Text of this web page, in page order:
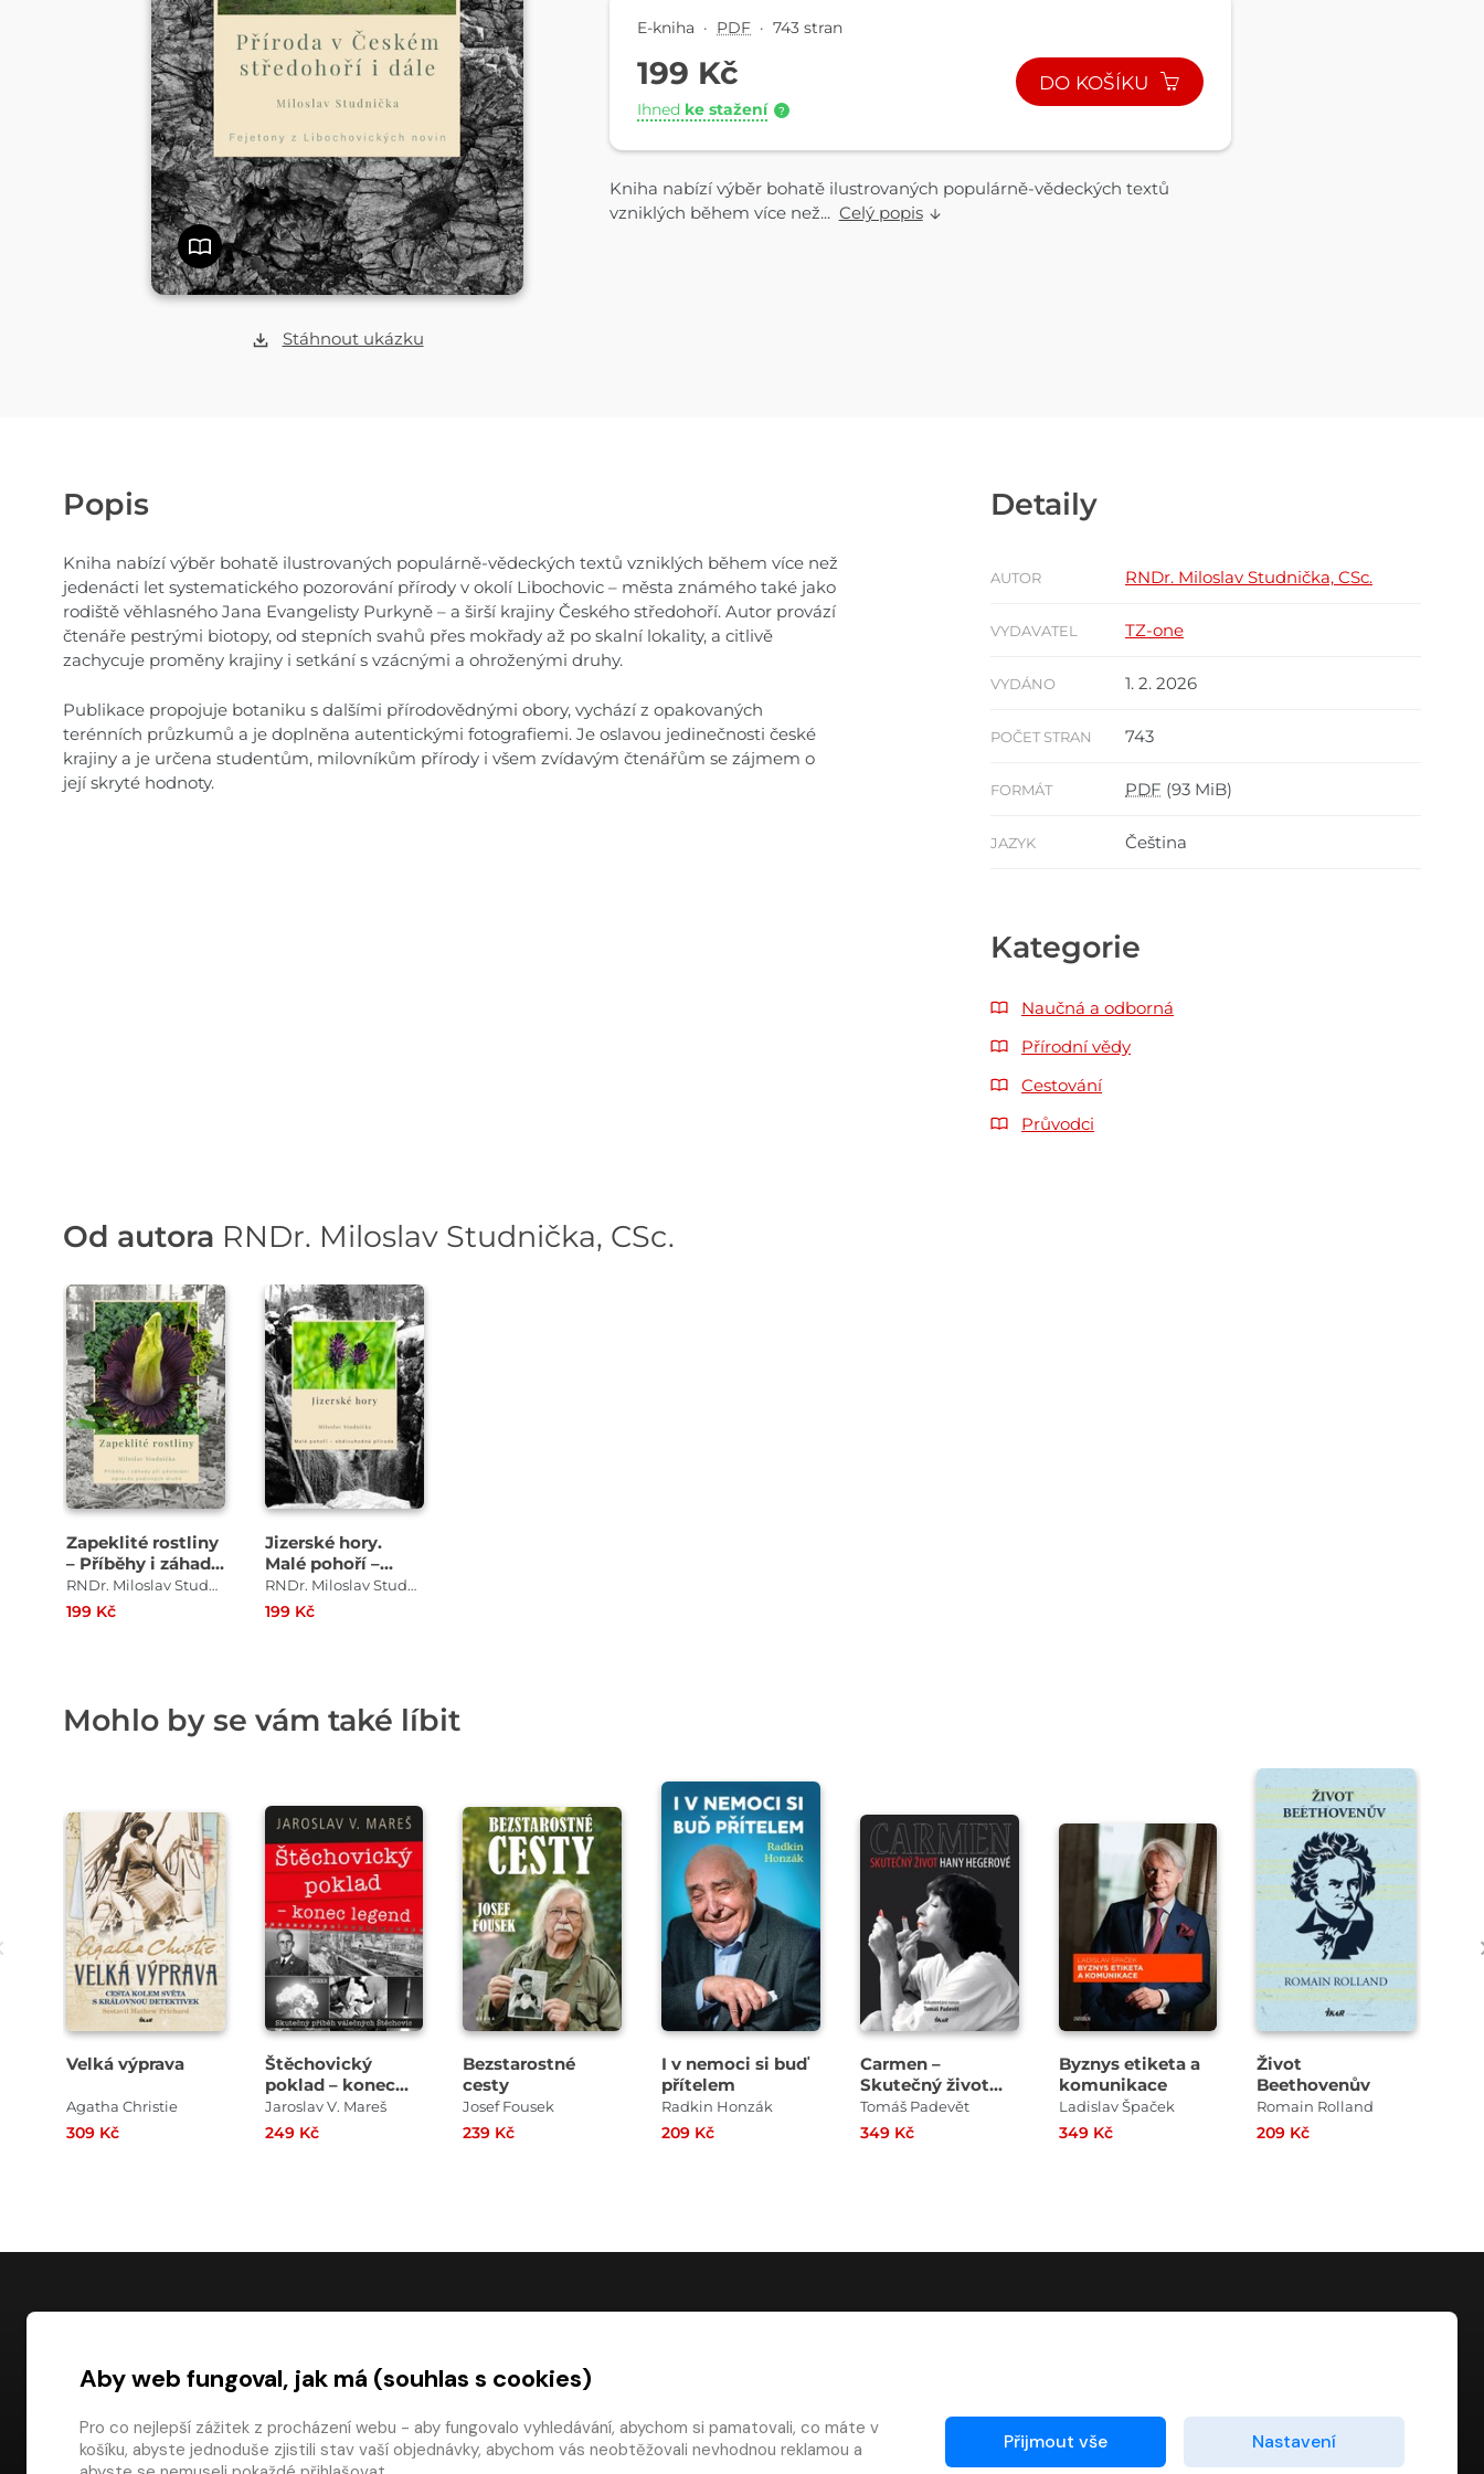
Stáhnout ukázku
E-kniha · PDF · 743 stran
199 Kč
Ihned ke stažení ?
DO KOŠÍKU
Kniha nabízí výběr bohatě ilustrovaných populárně-vědeckých textů
vzniklých během více než... Celý popis
Popis
Kniha nabízí výběr bohatě ilustrovaných populárně-vědeckých textů vzniklých během více než
jedenácti let systematického pozorování přírody v okolí Libochovic – města známého také jako
rodiště věhlasného Jana Evangelisty Purkyně – a širší krajiny Českého středohoří. Autor provází
čtenáře pestrými biotopy, od stepních svahů přes mokřady až po skalní lokality, a citlivě
zachycuje proměny krajiny i setkání s vzácnými a ohroženými druhy.
Publikace propojuje botaniku s dalšími přírodovědnými obory, vychází z opakovaných
terénních průzkumů a je doplněna autentickými fotografiemi. Je oslavou jedinečnosti české
krajiny a je určena studentům, milovníkům přírody i všem zvídavým čtenářům se zájmem o
její skryté hodnoty.
Detaily
AUTOR RNDr. Miloslav Studnička, CSc.
VYDAVATEL TZ-one
VYDÁNO 1. 2. 2026
POČET STRAN 743
FORMÁT PDF (93 MiB)
JAZYK Čeština
Kategorie
Naučná a odborná
Přírodní vědy
Cestování
Průvodci
Od autora RNDr. Miloslav Studnička, CSc.
Zapeklité rostliny
– Příběhy i záhady
při pěstování
opravdu
RNDr. Miloslav Studnička, CSc.
199 Kč
Jizerské hory.
Malé pohoří –
obdivuhodná
příroda
RNDr. Miloslav Studnička, CSc.
199 Kč
Mohlo by se vám také líbit
Velká výprava
Agatha Christie
309 Kč
Štěchovický
poklad – konec
legend
Jaroslav V. Mareš
249 Kč
Bezstarostné
cesty
Josef Fousek
239 Kč
I v nemoci si buď
přítelem
Radkin Honzák
209 Kč
Carmen –
Skutečný život
Hany Hegerové
Tomáš Padevět
349 Kč
Byznys etiketa a
komunikace
Ladislav Špaček
349 Kč
Život
Beethovenův
Romain Rolland
209 Kč
digiport.cz © 2026
Časté dotazy
Platba
Obchodní podmínky
Kontakty
Články
Aby web fungoval, jak má (souhlas s cookies)
Pro co nejlepší zážitek z procházení webu - aby fungovalo vyhledávání, abychom si pamatovali, co máte v
košíku, abyste jednoduše zjistili stav vaší objednávky, abychom vás neobtěžovali nevhodnou reklamou a
Přijmout vše Nastavení